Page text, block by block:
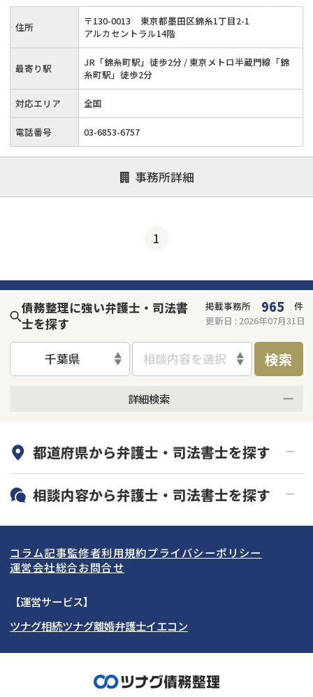
各手続きについて詳しく相談でき、生活再建に向けた法的支援
が受けられます。
住所 〒130-0013
東京都墨田区錦糸1丁目2-1
アルカセントラル14階
最寄り駅
JR「錦糸町駅」徒歩2分 / 東京メトロ半蔵門線「錦
糸町駅」徒歩2分
対応エリア 全国
電話番号 03-6853-6757
事務所詳細
1
債務整理に強い弁護士・司法書
士を探す
掲載事務所 965
件
更新日 : 2026年07月31日
千葉県 相談内容を選択 検索
詳細検索
初回相談無料
土日祝の相談可能
都道府県から弁護士・司法書士を探す
北海道・東北
北海道 青森県
岩手県 宮城県
秋田県
福島県
関東
東京都 神奈川県
埼玉県
茨城県 群馬県
東海
愛知県
岐阜県 山梨県
関西
大阪府 京都府
奈良県
北陸・甲信越
石川県
相談内容から弁護士・司法書士を探す
任意整理
個人再生
会社破産・法人破産
消費者金融・サラ金
カードローン・クレジッ
ト会社
奨学金
コラム記事監修者利用規約プライバシーポリシー
運営会社総合お問合せ
【運営サービス】
ツナグ相続ツナグ離婚弁護士イエコン